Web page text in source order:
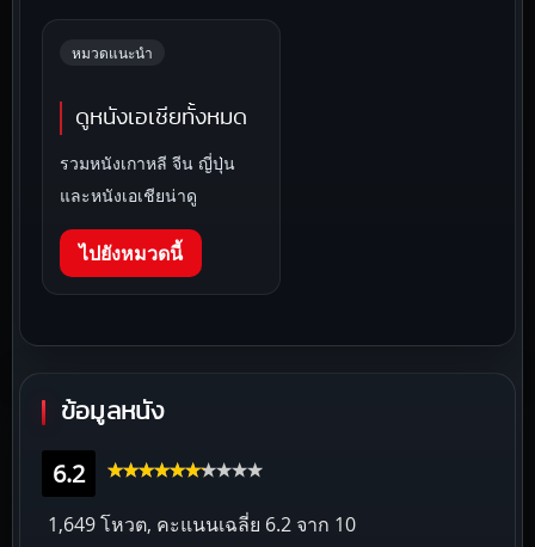
หมวดแนะนำ
ดูหนังเอเชียทั้งหมด
รวมหนังเกาหลี จีน ญี่ปุ่น
และหนังเอเชียน่าดู
ไปยังหมวดนี้
ข้อมูลหนัง
6.2
1,649 โหวต, คะแนนเฉลี่ย 6.2 จาก 10